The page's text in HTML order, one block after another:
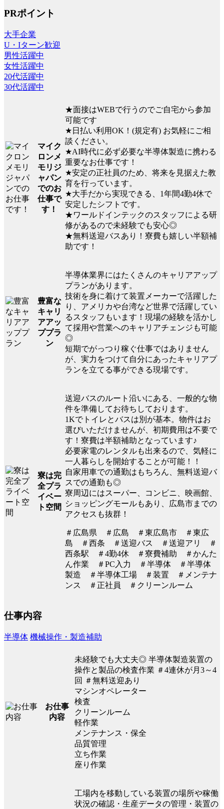
PRポイント
大手企業
U・Iターン歓迎
男性活躍中
女性活躍中
20代活躍中
30代活躍中
マイク
ロンメ
モリジ
ャパン
でのお
仕事で
す！
★面接はWEBで行うのでご自宅から参加
可能です
★日払い利用OK！(規定有) お気軽にご相
談ください。
★AI時代に必ず必要な半導体製造に携わる
重要なお仕事です！
★安定の正社員のため、将来を見据えた教
育を行っています。
★大手だから実現できる、1年間4勤4休で
安定したシフトです。
★ワールドインテックのスタッフによる研
修があるので未経験でも安心◎
★無料送迎バスあり！寮費も嬉しい半額補
助です！
豊富な
キャリ
アアッ
ププラ
ン
半導体業界にはたくさんのキャリアアップ
プランがあります。
技術を身に着けて装置メーカーで活躍した
り、アメリカや台湾など世界で活躍してい
るスタッフもいます！現場の経験を活かし
て採用や営業へのキャリアチェンジも可能
◎
短期でがっつり稼ぐ仕事ではありません
が、実力をつけて自分にあったキャリアプ
ランを立てる事ができる現場です。
寮は完
全プラ
イベー
ト空間
送迎バスのルート沿いにある、一般的な物
件を準備してお待ちしております。
1Kでトイレとバスは別が基本。物件はお
選びいただけませんが、初期費用は不要で
す！寮費は半額補助となっています♪
必要家電のレンタルも出来るので、気軽に
一人暮らしを開始することが可能！！
自家用車での通勤はもちろん、無料送迎バ
スでの通勤も◎
寮周辺にはスーパー、コンビニ、映画館、
ショッピングモールもあり、広島市までの
アクセスも抜群！
＃広島県 ＃広島 ＃東広島市 ＃東広
島 ＃西条 ＃送迎バス ＃送迎アリ ＃
西条駅 ＃4勤4休 ＃寮費補助 ＃かんた
ん作業 ＃PC入力 ＃半導体 ＃半導体
製造 ＃半導体工場 ＃装置 ＃メンテナ
ンス ＃正社員 ＃クリーンルーム
仕事内容
半導体 機械操作・製造補助
お仕事
内容
未経験でも大丈夫◎ 半導体製造装置の
操作と製品の検査作業 ＃4連休が月3～4
回 ＃無料送迎あり
マシンオペレーター
検査
クリーンルーム
軽作業
メンテナンス・保全
品質管理
立ち作業
座り作業
工場内を移動している装置の場所や稼働
状況の確認・生産データの管理・装置の